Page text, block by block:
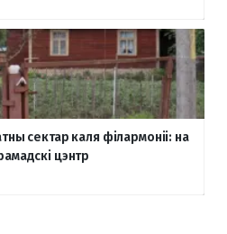
сектар каля філармоніі: на
цэнтр